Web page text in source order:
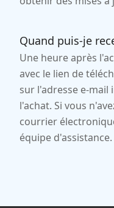
Quand puis-je
Une heure après
avec le lien de
sur l'adresse e-
l'achat. Si vous
courrier
équipe d'assistance.